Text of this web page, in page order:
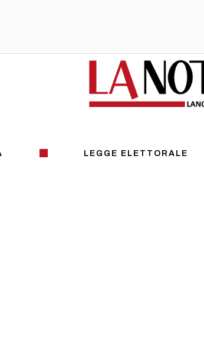
LEGGE ELETTORALE